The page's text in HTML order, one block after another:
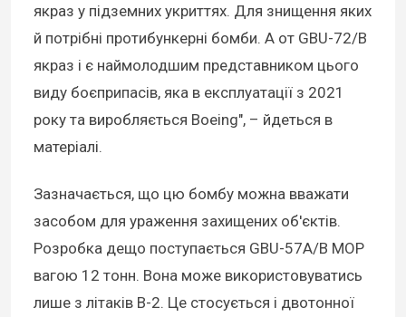
якраз у підземних укриттях. Для знищення яких
й потрібні протибункерні бомби. А от GBU-72/B
якраз і є наймолодшим представником цього
виду боєприпасів, яка в експлуатації з 2021
року та виробляється Boeing", – йдеться в
матеріалі.
Зазначається, що цю бомбу можна вважати
засобом для ураження захищених об'єктів.
Розробка дещо поступається GBU-57A/B MOP
вагою 12 тонн. Вона може використовуватись
лише з літаків B-2. Це стосується і двотонної